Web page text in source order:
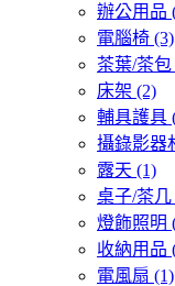
辦公用品
電腦椅 (3)
茶葉/茶包
床架 (2)
輔具護具
攝錄影器
露天 (1)
桌子/茶几
燈飾照明
收納用品
電風扇 (1)